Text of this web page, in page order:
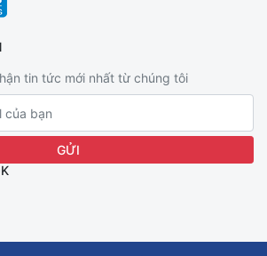
tin tức mới nhất từ chúng tôi